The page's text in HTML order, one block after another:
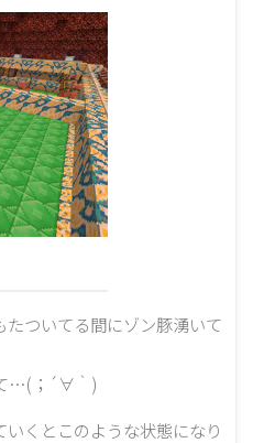
ついてる間にゾン豚湧いて
…(；´∀｀)
くとこのような状態になり